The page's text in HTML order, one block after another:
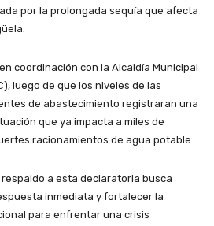
por la prolongada sequía que afecta
coordinación con la Alcaldía Municipal
luego de que los niveles de las
de abastecimiento registraran una
que ya impacta a miles de
racionamientos de agua potable.
a esta declaratoria busca
inmediata y fortalecer la
para enfrentar una crisis